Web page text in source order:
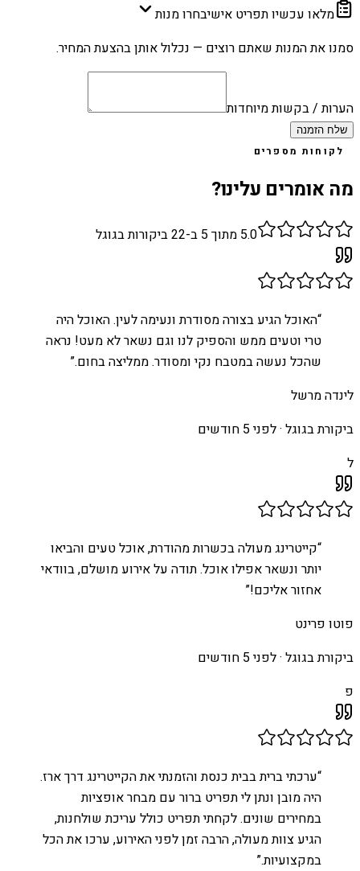
מלאו עכשיו תפריט אישיבחרו מנות
סמנו את המנות שאתם רוצים — נכלול אותן בהצעת המחיר.
הערות / בקשות מיוחדות
שלח הזמנה
לקוחות מספרים
מה אומרים עלינו?
5.0 מתוך 5 ב- 22ביקורות בגוגל
“האוכל הגיע בצורה מסודרת ונעימה לעין. האוכל היה
טרי וטעים ממש והספיק לנו וגם נשאר לא מעט! נראה
שהכל נעשה במטבח נקי ומסודר. ממליצה בחום.”
לינדה מרשל
ביקורת בגוגל ·לפני 5 חודשים
ל
“קייטרינג מעולה בכשרות מהודרת, אוכל טעים והביאו
יותר ונשאר אפילו אוכל. תודה על אירוע מושלם, בוודאי
אחזור אליכם!”
פוטו פרינט
ביקורת בגוגל ·לפני 5 חודשים
פ
“ערכתי ברית בבית כנסת והזמנתי את הקייטרינג דרך ארז.
היה מובן ונתן לי תפריט ברור עם מבחר אופציות
במחירים שונים. לקחתי תפריט כולל עריכת שולחנות,
הגיע צוות מעולה, הרבה זמן לפני האירוע, ערכו את הכל
במקצועיות.”